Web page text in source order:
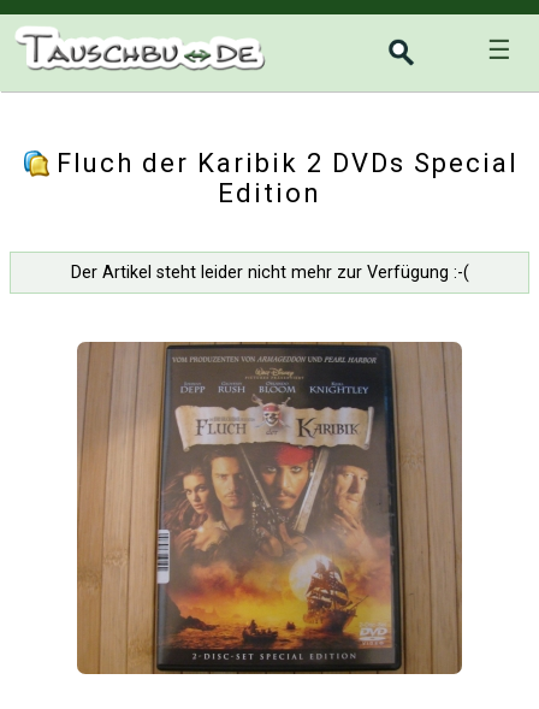
☰
Fluch der Karibik 2 DVDs Special
Edition
Der Artikel steht leider nicht mehr zur Verfügung :-(